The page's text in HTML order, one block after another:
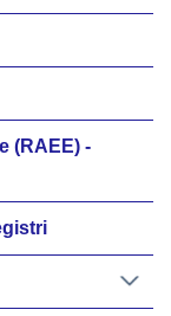
(RAEE) -